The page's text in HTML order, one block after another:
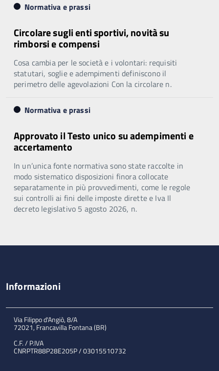
Normativa e prassi
Circolare sugli enti sportivi, novità su
rimborsi e compensi
Cosa cambia per le società e i volontari: requisiti
statutari, soglie e adempimenti definiscono il
perimetro delle agevolazioni Con la circolare n.
Normativa e prassi
Approvato il Testo unico su adempimenti e
accertamento
In un’unica fonte normativa sono state raccolte in
modo sistematico disposizioni finora collocate
separatamente in più provvedimenti, come le regole
sui controlli ai fini delle imposte dirette e Iva Il
decreto legislativo 5 agosto 2026, n.
Informazioni
Via Filippo d'Angiò, 8/A
72021, Francavilla Fontana (BR)
C.F. / P.IVA
CNRPTR88P28E205P / 03015510732